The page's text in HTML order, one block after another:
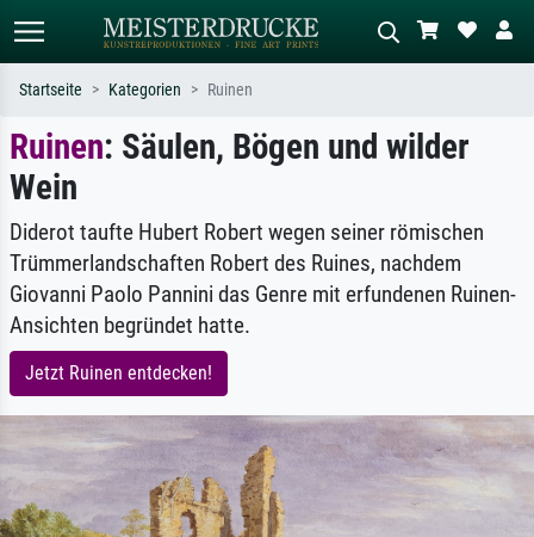
Standardsuche KI-Bildersuche
Suchen Sie nach Künstlern, Werktiteln
oder Stilen – z.B. Monet,
Sternennacht, Impressionismus, Welle
Hokusai, Akt.
Ölgemälde, Stehender Akt neben einem
Baum.
Startseite Kategorien Ruinen
Ruinen: Säulen, Bögen und wilder
Wein
Diderot taufte Hubert Robert wegen seiner römischen
Trümmerlandschaften Robert des Ruines, nachdem
Giovanni Paolo Pannini das Genre mit erfundenen Ruinen-
Ansichten begründet hatte.
Jetzt Ruinen entdecken!